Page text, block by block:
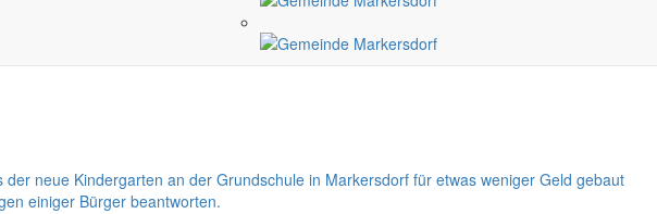
als Thema vorbehalten. Beginnend mit dem Internationalen Kindertag und der
neue Kindergarten an der Grundschule in Markersdorf für etwas weniger Geld gebaut
einiger Bürger beantworten.